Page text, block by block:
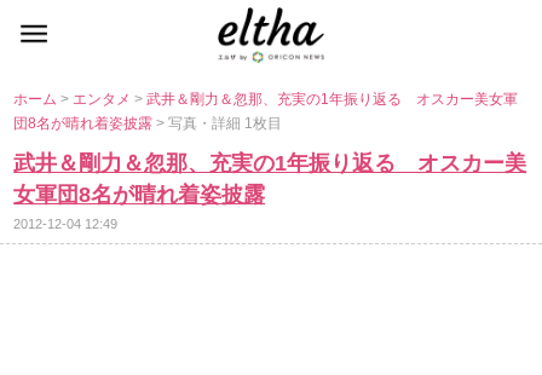
ホーム> エンタメ>武井＆剛力＆忽那、充実の1年振り返る オスカー美女軍
団8名が晴れ着姿披露> 写真・詳細 1枚目
武井＆剛力＆忽那、充実の1年振り返る オスカー美
女軍団8名が晴れ着姿披露
2012-12-04 12:49